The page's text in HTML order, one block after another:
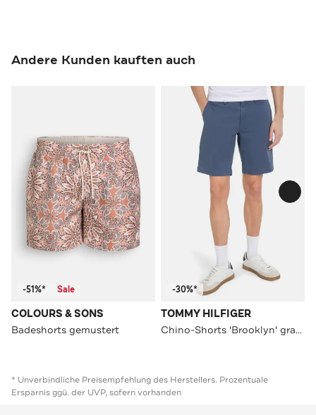
Andere Kunden kauften auch
-51%* Sale
COLOURS & SONS
Badeshorts gemustert
-30%*
TOMMY HILFIGER
Chino-Shorts 'Brooklyn' graublau
* Unverbindliche Preisempfehlung des Herstellers. Prozentuale
Ersparnis ggü. der UVP, sofern vorhanden